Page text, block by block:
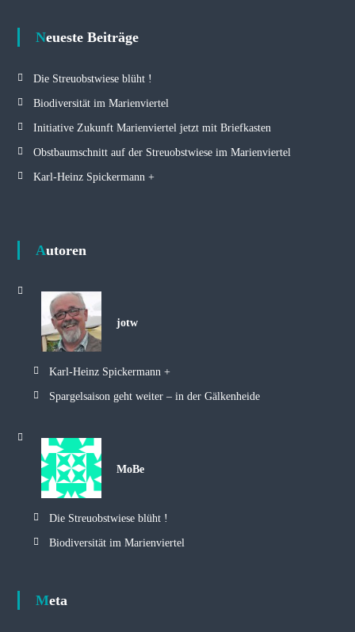
Neueste Beiträge
Die Streuobstwiese blüht !
Biodiversität im Marienviertel
Initiative Zukunft Marienviertel jetzt mit Briefkasten
Obstbaumschnitt auf der Streuobstwiese im Marienviertel
Karl-Heinz Spickermann +
Autoren
jotw
Karl-Heinz Spickermann +
Spargelsaison geht weiter – in der Gälkenheide
MoBe
Die Streuobstwiese blüht !
Biodiversität im Marienviertel
Meta